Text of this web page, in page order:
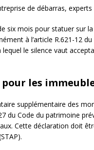
de débarras,
six mois pour statuer sur
à l’article R.621-12
le silence vaut
les
supplémentaire des
du Code du patrimoine
Cette déclaration doit